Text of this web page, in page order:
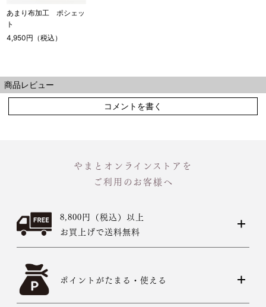
あまり布加工 ポシェッ
ト
4,950円（税込）
商品レビュー
コメントを書く
やまとオンラインストアを
ご利用のお客様へ
8,800円（税込）以上
お買上げで送料無料
ポイントがたまる・使える